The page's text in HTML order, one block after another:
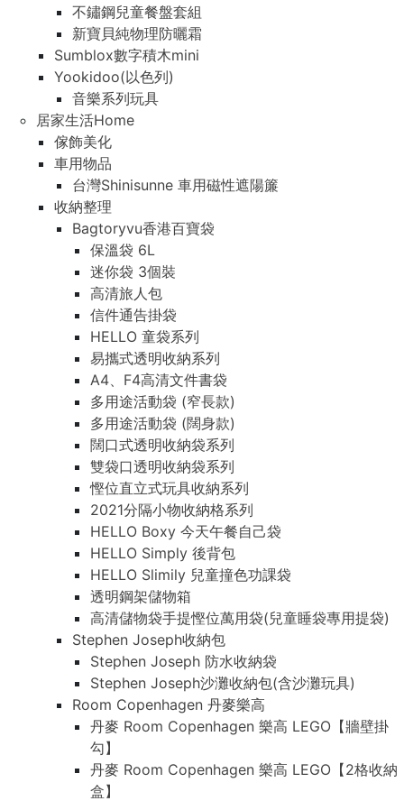
不鏽鋼兒童餐盤套組
新寶貝純物理防曬霜
Sumblox數字積木mini
Yookidoo(以色列)
音樂系列玩具
居家生活Home
傢飾美化
車用物品
台灣Shinisunne 車用磁性遮陽簾
收納整理
Bagtoryvu香港百寶袋
保溫袋 6L
迷你袋 3個裝
高清旅人包
信件通告掛袋
HELLO 童袋系列
易攜式透明收納系列
A4、F4高清文件書袋
多用途活動袋 (窄長款)
多用途活動袋 (闊身款)
闊口式透明收納袋系列
雙袋口透明收納袋系列
慳位直立式玩具收納系列
2021分隔小物收納格系列
HELLO Boxy 今天午餐自己袋
HELLO Simply 後背包
HELLO Slimily 兒童撞色功課袋
透明鋼架儲物箱
高清儲物袋手提慳位萬用袋(兒童睡袋專用提袋)
Stephen Joseph收納包
Stephen Joseph 防水收納袋
Stephen Joseph沙灘收納包(含沙灘玩具)
Room Copenhagen 丹麥樂高
丹麥 Room Copenhagen 樂高 LEGO【牆壁掛
勾】
丹麥 Room Copenhagen 樂高 LEGO【2格收納
盒】